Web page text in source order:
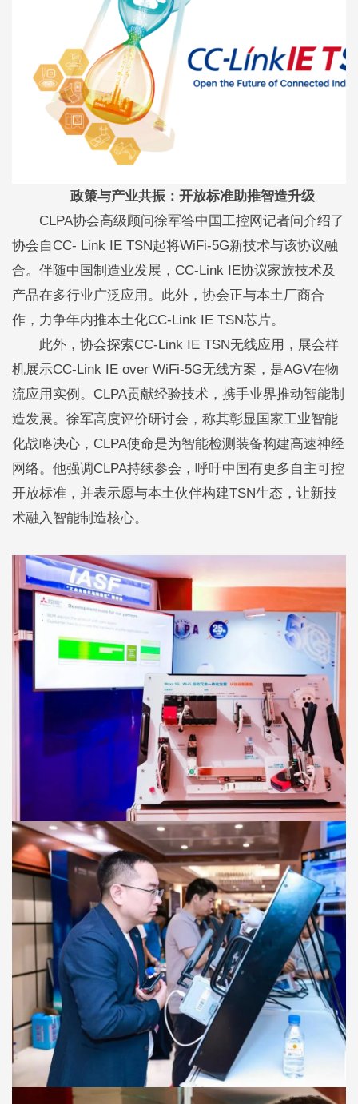
政策与产业共振：开放标准助推智造升级
CLPA协会高级顾问徐军答中国工控网记者问介绍了
协会自CC- Link IE TSN起将WiFi-5G新技术与该协议融
合。伴随中国制造业发展，CC-Link IE协议家族技术及
产品在多行业广泛应用。此外，协会正与本土厂商合
作，力争年内推本土化CC-Link IE TSN芯片。
此外，协会探索CC-Link IE TSN无线应用，展会样
机展示CC-Link IE over WiFi-5G无线方案，是AGV在物
流应用实例。CLPA贡献经验技术，携手业界推动智能制
造发展。徐军高度评价研讨会，称其彰显国家工业智能
化战略决心，CLPA使命是为智能检测装备构建高速神经
网络。他强调CLPA持续参会，呼吁中国有更多自主可控
开放标准，并表示愿与本土伙伴构建TSN生态，让新技
术融入智能制造核心。